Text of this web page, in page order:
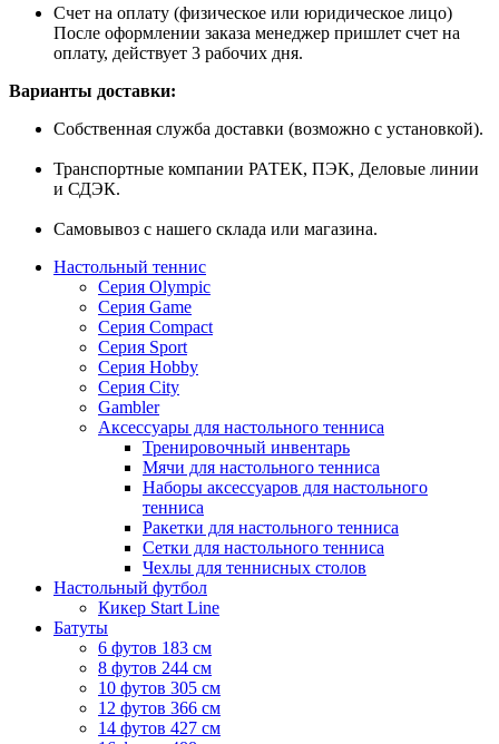
Счет на оплату (физическое или юридическое лицо)
После оформлении заказа менеджер пришлет счет на
оплату, действует 3 рабочих дня.
Варианты доставки:
Собственная служба доставки (возможно с установкой).
Транспортные компании РАТЕК, ПЭК, Деловые линии
и СДЭК.
Самовывоз с нашего склада или магазина.
Настольный теннис
Серия Olympic
Серия Game
Серия Compact
Серия Sport
Серия Hobby
Серия City
Gambler
Аксессуары для настольного тенниса
Тренировочный инвентарь
Мячи для настольного тенниса
Наборы аксессуаров для настольного
тенниса
Ракетки для настольного тенниса
Сетки для настольного тенниса
Чехлы для теннисных столов
Настольный футбол
Кикер Start Line
Батуты
6 футов 183 см
8 футов 244 см
10 футов 305 см
12 футов 366 см
14 футов 427 см